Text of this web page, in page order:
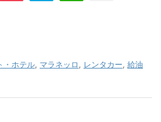
・ホテル, マラネッロ, レンタカー, 給油